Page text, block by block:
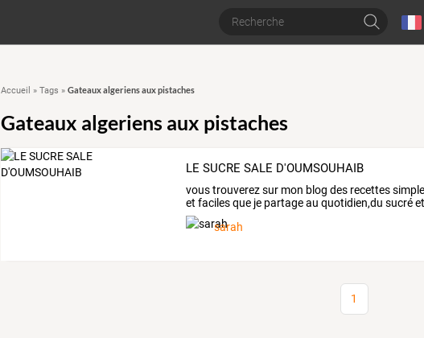
Accueil » Tags » Gateaux algeriens aux pistaches
Gateaux algeriens aux pistaches
LE SUCRE SALE D'OUMSOUHAIB
voustrouverezsur mon blog des recettes
et facilesque je partageau quotidien,du sucréet
du
sarah
1